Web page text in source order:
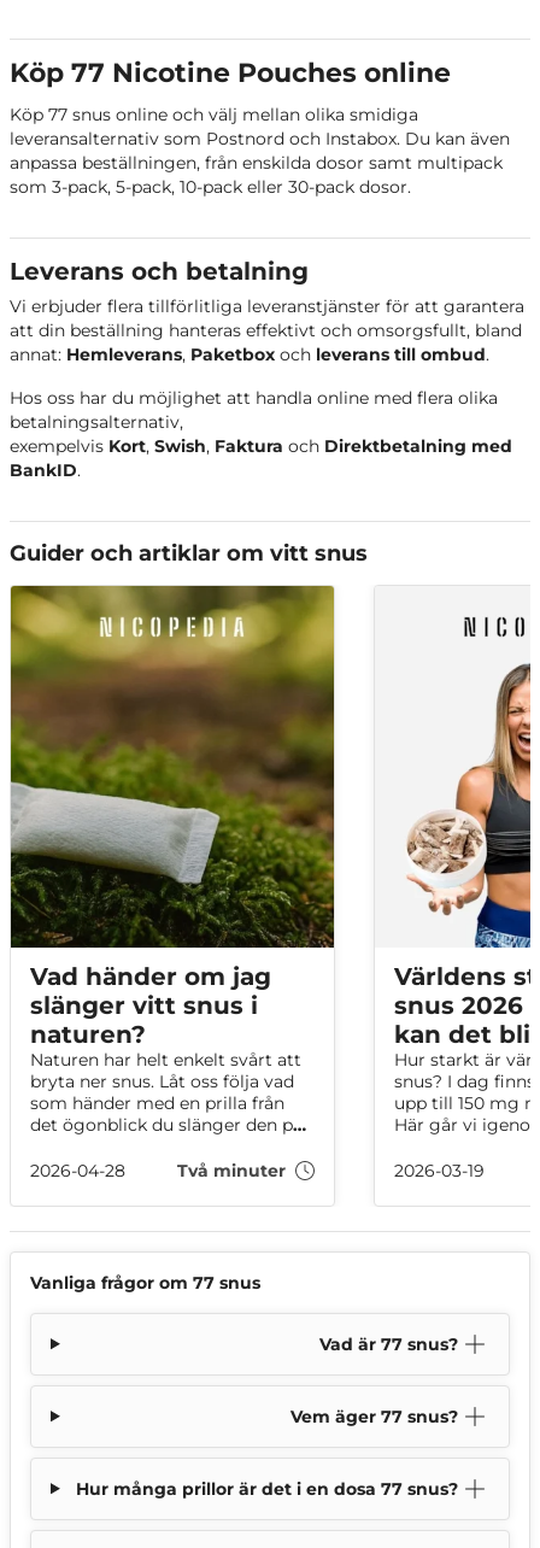
77 Nicotine Pouches Bubbly Blizz Sur frukt
77 Nicotine Pouches Blueberry Vanilla
Banana
Blåbär, vanilj och
banan
mint
77 Nicotine Pouches Pink Punch
lemonad
77 Nicotine Pouches Fresh Mint Pepparmynta
Köp 77 Nicotine Pouches online
Köp 77 snus online och välj mellan olika smidiga
leveransalternativ som Postnord och Instabox. Du kan även
anpassa beställningen, från enskilda dosor samt multipack
som 3-pack, 5-pack, 10-pack eller 30-pack dosor.
Leverans och betalning
Vi erbjuder flera tillförlitliga leveranstjänster för att garantera
att din beställning hanteras effektivt och omsorgsfullt, bland
annat: Hemleverans, Paketbox och leverans till ombud.
Hos oss har du möjlighet att handla online med flera olika
betalningsalternativ,
exempelvis Kort, Swish, Faktura och Direktbetalning med
BankID.
Guider och artiklar om vitt snus
Vad händer om jag
slänger vitt snus i
naturen?
Naturen har helt enkelt svårt att
bryta ner snus. Låt oss följa vad
som händer med en prilla från
det ögonblick du slänger den på
tappert försök att bryta ner den.
2026-04-28 Två minuter
Världens
snus 2026
kan det
Hur starkt är
snus? I dag
upp till 150 mg
Här går vi
mellan mg per
avgör hur starkt
2026-03-19
Vanliga frågor om 77 snus
Vad är 77 snus?
Vem äger 77 snus?
Hur många prillor är det i en dosa 77 snus?